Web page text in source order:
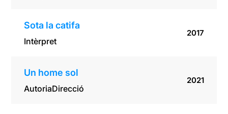
Sota la catifa
Intèrpret
2017
Un home sol
AutoriaDirecció
2021